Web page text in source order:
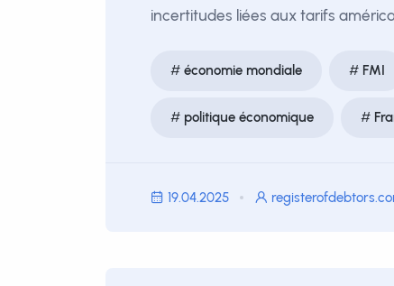
incertitudes liées aux tarifs
économie mondiale FMI
politique économique
19.04.2025